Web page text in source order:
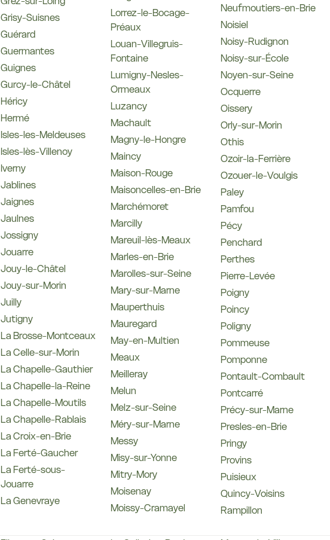
Grisy-Suisnes
Guérard
Guermantes
Guignes
Gurcy-le-Châtel
Héricy
Hermé
Isles-les-Meldeuses
Isles-lès-Villenoy
Iverny
Jablines
Jaignes
Jaulnes
Jossigny
Jouarre
Jouy-le-Châtel
Jouy-sur-Morin
Juilly
Jutigny
La Brosse-Montceaux
La Celle-sur-Morin
La Chapelle-Gauthier
La Chapelle-la-Reine
La Chapelle-Moutils
La Chapelle-Rablais
La Croix-en-Brie
La Ferté-Gaucher
La Ferté-sous-
Jouarre
La Genevraye
Lorrez-le-Bocage-
Préaux
Louan-Villegruis-
Fontaine
Lumigny-Nesles-
Ormeaux
Luzancy
Machault
Magny-le-Hongre
Maincy
Maison-Rouge
Maisoncelles-en-Brie
Marchémoret
Marcilly
Mareuil-lès-Meaux
Marles-en-Brie
Marolles-sur-Seine
Mary-sur-Marne
Mauperthuis
Mauregard
May-en-Multien
Meaux
Meilleray
Melun
Melz-sur-Seine
Méry-sur-Marne
Messy
Misy-sur-Yonne
Mitry-Mory
Moisenay
Moissy-Cramayel
Neufmoutiers-en-Brie
Noisiel
Noisy-Rudignon
Noisy-sur-École
Noyen-sur-Seine
Ocquerre
Oissery
Orly-sur-Morin
Othis
Ozoir-la-Ferrière
Ozouer-le-Voulgis
Paley
Pamfou
Pécy
Penchard
Perthes
Pierre-Levée
Poigny
Poincy
Poligny
Pommeuse
Pomponne
Pontault-Combault
Pontcarré
Précy-sur-Marne
Presles-en-Brie
Pringy
Provins
Puisieux
Quincy-Voisins
Rampillon